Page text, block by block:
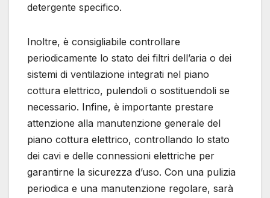
detergente specifico.
Inoltre, è consigliabile controllare
periodicamente lo stato dei filtri dell’aria o dei
sistemi di ventilazione integrati nel piano
cottura elettrico, pulendoli o sostituendoli se
necessario. Infine, è importante prestare
attenzione alla manutenzione generale del
piano cottura elettrico, controllando lo stato
dei cavi e delle connessioni elettriche per
garantirne la sicurezza d’uso. Con una pulizia
periodica e una manutenzione regolare, sarà